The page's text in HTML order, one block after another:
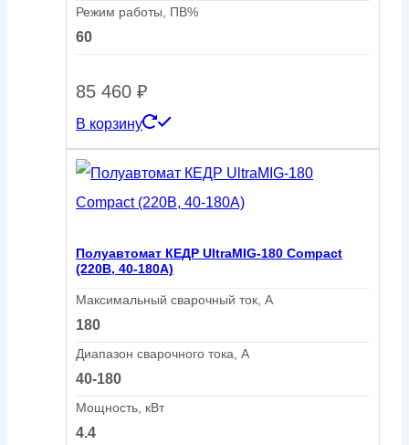
Режим работы, ПВ%
60
85 460 ₽
В корзину
Полуавтомат КЕДР UltraMIG-180 Compact
(220В, 40-180А)
Максимальный сварочный ток, А
180
Диапазон сварочного тока, А
40-180
Мощность, кВт
4.4